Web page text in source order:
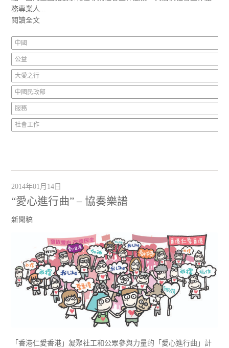
務專業人...
閱讀全文
中國
公益
大愛之行
中國民政部
服務
社會工作
2014年01月14日
“愛心進行曲” – 協奏樂譜
新聞稿
「香港仁愛香港」凝聚社工和公眾參與力量的「愛心進行曲」計